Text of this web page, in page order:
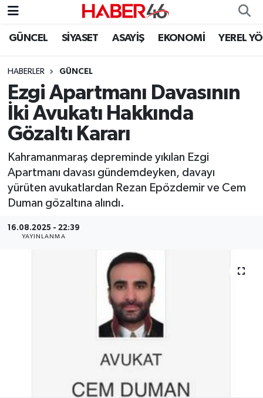
GÜNCEL SİYASET ASAYİŞ EKONOMİ YEREL
HABERLER GÜNCEL
Ezgi Apartmanı Davasının
İki Avukatı Hakkında
Gözaltı Kararı
Kahramanmaraş depreminde yıkılan Ezgi
Apartmanı davası gündemdeyken, davayı
yürüten avukatlardan Rezan Epözdemir ve Cem
Duman gözaltına alındı.
16.08.2025 - 22:39
YAYINLANMA
GÜNCEL
SİYASET
EKONOMİ
SPOR
YAŞAM
TEKNOLOJİ
SAĞLIK
İLÇE HABERLERİ
Nöbetçi Eczaneler
Hava Durumu
Kahramanmaraş Namaz Vakitleri
Trafik Durumu
Süper Lig Puan Durumu ve Fikstür
Tüm Manşetler
Son Dakika Haberleri